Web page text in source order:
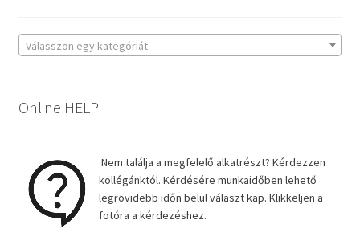
Válasszon egy kategóriát
Online HELP
Nem találja a megfelelő alkatrészt? Kérdezzen
kollégánktól. Kérdésére munkaidőben lehető
legrövidebb időn belül választ kap. Klikkeljen a
fotóra a kérdezéshez.